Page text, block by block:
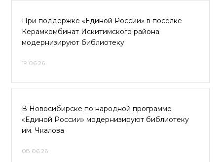
При поддержке «Единой России» в посёлке
Керамкомбинат Искитимского района
модернизируют библиотеку
19.06.26
В Новосибирске по народной программе
«Единой России» модернизируют библиотеку
им. Чкалова
08.06.26